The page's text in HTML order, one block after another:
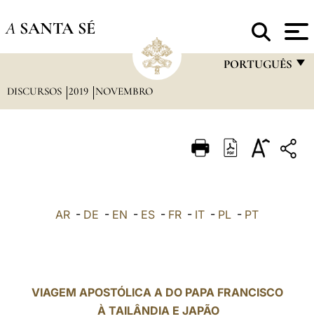
A SANTA SÉ
PORTUGUÊS
ITALIANO
DISCURSOS 2019 NOVEMBRO
AR - DE - EN - ES - FR - IT - PL - PT
VIAGEM APOSTÓLICA A DO PAPA FRANCISCO
À TAILÂNDIA E JAPÃO